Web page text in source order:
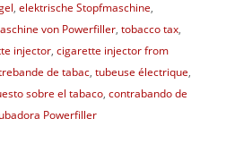
, elektrische Stopfmaschine,
von Powerfiller, tobacco tax,
injector, cigarette injector from
de tabac, tubeuse électrique,
sobre el tabaco, contrabando de
Powerfiller